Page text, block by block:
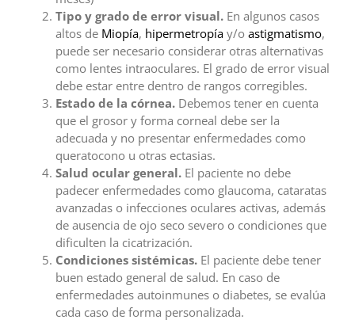
Tipo y grado de error visual. En algunos casos
altos de Miopía, hipermetropía y/o astigmatismo,
puede ser necesario considerar otras alternativas
como lentes intraoculares. El grado de error visual
debe estar entre dentro de rangos corregibles.
Estado de la córnea. Debemos tener en cuenta
que el grosor y forma corneal debe ser la
adecuada y no presentar enfermedades como
queratocono u otras ectasias.
Salud ocular general. El paciente no debe
padecer enfermedades como glaucoma, cataratas
avanzadas o infecciones oculares activas, además
de ausencia de ojo seco severo o condiciones que
dificulten la cicatrización.
Condiciones sistémicas. El paciente debe tener
buen estado general de salud. En caso de
enfermedades autoinmunes o diabetes, se evalúa
cada caso de forma personalizada.